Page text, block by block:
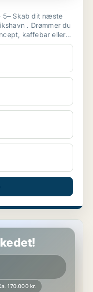
5– Skab dit næste
du
kaffebar eller
170.000 kr.